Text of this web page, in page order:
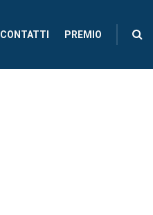
CONTATTI PREMIO